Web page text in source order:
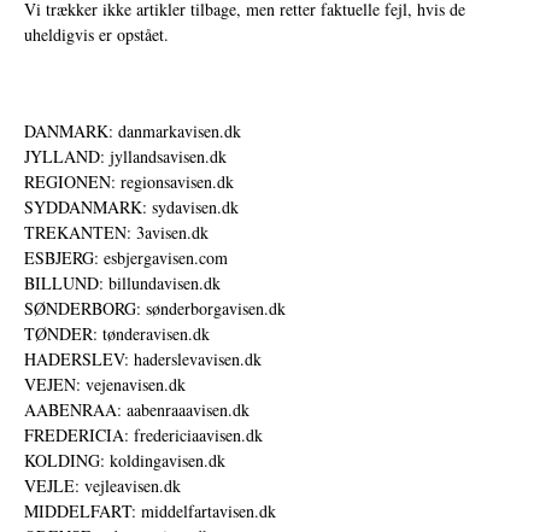
Vi trækker ikke artikler tilbage, men retter faktuelle fejl, hvis de
uheldigvis er opstået.
DANMARK: danmarkavisen.dk
JYLLAND: jyllandsavisen.dk
REGIONEN: regionsavisen.dk
SYDDANMARK: sydavisen.dk
TREKANTEN: 3avisen.dk
ESBJERG: esbjergavisen.com
BILLUND: billundavisen.dk
SØNDERBORG: sønderborgavisen.dk
TØNDER: tønderavisen.dk
HADERSLEV: haderslevavisen.dk
VEJEN: vejenavisen.dk
AABENRAA: aabenraaavisen.dk
FREDERICIA: fredericiaavisen.dk
KOLDING: koldingavisen.dk
VEJLE: vejleavisen.dk
MIDDELFART: middelfartavisen.dk